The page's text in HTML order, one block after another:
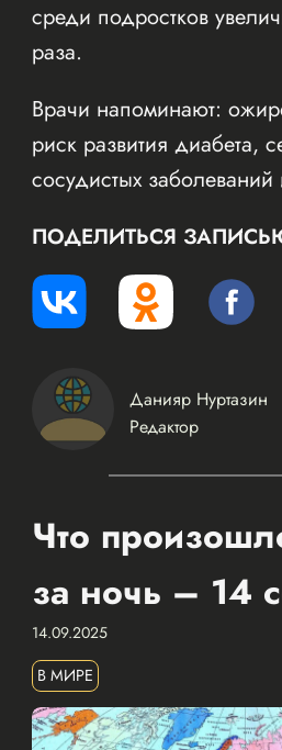
среди подростков
раза.
Врачи напоминают:
риск развития диабета,
сосудистых
ПОДЕЛИТЬСЯ
Данияр Нуртазин
Редактор
Что
за ночь – 14
14.09.2025
В МИРЕ